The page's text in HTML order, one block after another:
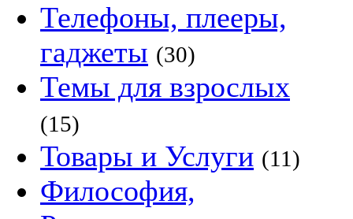
Телефоны, плееры,
гаджеты (30)
Темы для взрослых
(15)
Товары и Услуги (11)
Философия,